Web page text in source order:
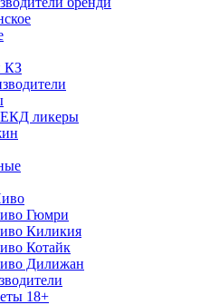
КЗ
ликеры
Гюмри
Киликия
Котайк
Дилижан
18+